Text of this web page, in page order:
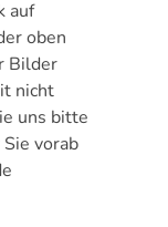
auf
oben
Bilder
nicht
uns bitte
vorab